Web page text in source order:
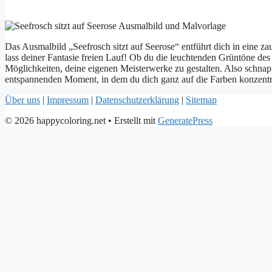
Das Ausmalbild „Seefrosch sitzt auf Seerose“ entführt dich in eine
lass deiner Fantasie freien Lauf! Ob du die leuchtenden Grüntöne
Möglichkeiten, deine eigenen Meisterwerke zu gestalten. Also
entspannenden Moment, in dem du dich ganz auf die Farben
Über uns | Impressum | Datenschutzerklärung | Sitemap
© 2026 happycoloring.net • Erstellt mit GeneratePress